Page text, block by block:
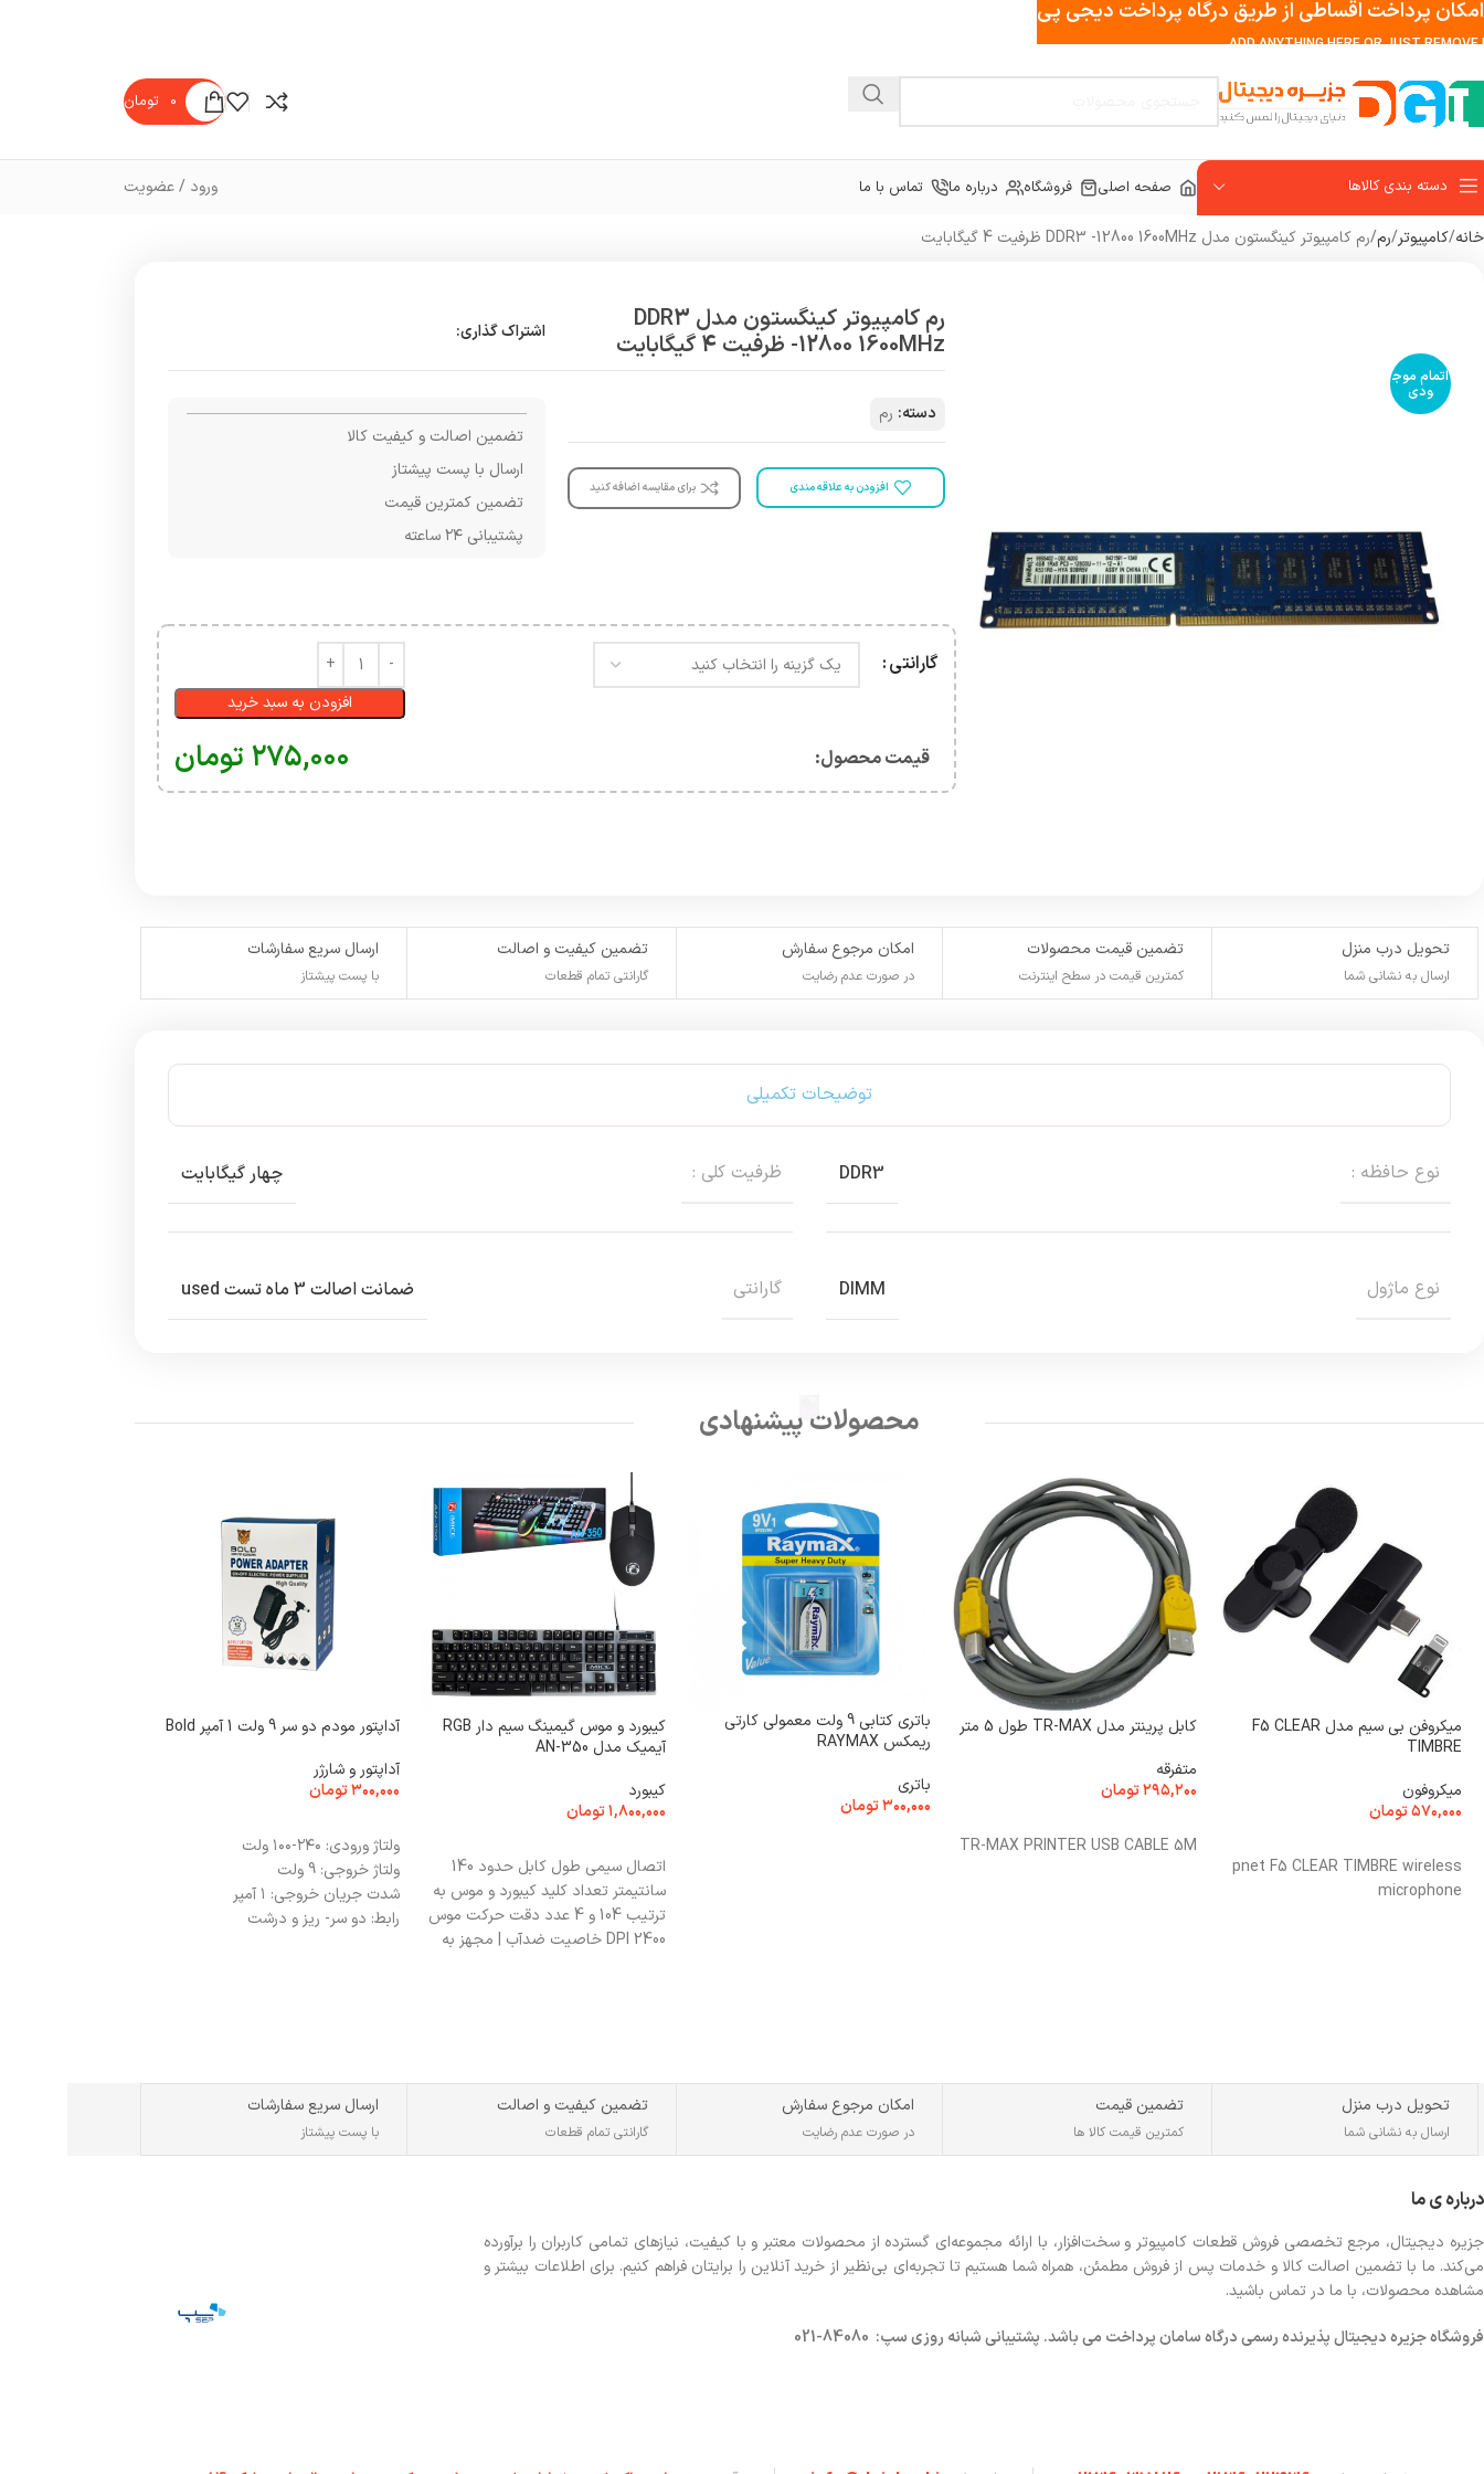
ADD ANYTHING HERE OR JUST REMOVE
۰ تومان
دسته بندی کالاها صفحه اصلی فروشگاه درباره ما تماس با ما ورود / عضویت
خانه کامپیوتر رم رم کامپیوتر کینگستون مدل DDR3 -12800 1600MHz ظرفیت 4 گیگابایت
اتمام موج
ودی
رم کامپیوتر کینگستون مدل DDR3
-12800 1600MHz ظرفیت 4 گیگابایت
اشتراک گذاری:
دسته: رم
افزودن به علاقه مندی برای مقایسه اضافه کنید
تضمین اصالت و کیفیت کالا
ارسال با پست پیشتاز
تضمین کمترین قیمت
پشتیبانی ۲۴ ساعته
گارانتی
افزودن به سبد خرید
قیمت محصول:​ ۲۷۵,۰۰۰ تومان
تحویل درب منزل
ارسال به نشانی شما
تضمین قیمت محصولات
کمترین قیمت در سطح اینترنت
امکان مرجوع سفارش
در صورت عدم رضایت
تضمین کیفیت و اصالت
گارانتی تمام قطعات
ارسال سریع سفارشات
با پست پیشتاز
توضیحات تکمیلی
نوع حافظه : DDR3 ظرفیت کلی : چهار گیگابایت
نوع ماژول DIMM گارانتی ضمانت اصالت 3 ماه تست used
محصولات پیشنهادی
میکروفن بی سیم مدل F5 CLEAR
TIMBRE
میکروفون
۵۷۰,۰۰۰تومان
pnet F5 CLEAR TIMBRE wireless
microphone
کابل پرینتر مدل TR-MAX طول 5 متر
متفرقه
۲۹۵,۲۰۰تومان
TR-MAX PRINTER USB CABLE 5M
باتری کتابی 9 ولت معمولی کارتی
ریمکس RAYMAX
باتری
۳۰۰,۰۰۰تومان
کیبورد و موس گیمینگ سیم دار RGB
آیمیک مدل AN-350
کیبورد
۱,۸۰۰,۰۰۰تومان
اتصال سیمی طول کابل حدود 140
سانتیمتر تعداد کلید کیبورد و موس به
ترتیب 104 و 4 عدد دقت حرکت موس
2400 DPI خاصیت ضدآب | مجهز به
آداپتور مودم دو سر 9 ولت 1 آمپر Bold
آداپتور و شارژر
۳۰۰,۰۰۰تومان
ولتاژ ورودی: ۲۴۰-۱۰۰ ولت
ولتاژ خروجی: 9 ولت
شدت جریان خروجی: ۱ آمپر
رابط: دو سر- ریز و درشت
تحویل درب منزل
ارسال به نشانی شما
تضمین قیمت
کمترین قیمت کالا ها
امکان مرجوع سفارش
در صورت عدم رضایت
تضمین کیفیت و اصالت
گارانتی تمام قطعات
ارسال سریع سفارشات
با پست پیشتاز
درباره ی ما
جزیره دیجیتال، مرجع تخصصی فروش قطعات کامپیوتر و سخت‌افزار، با ارائه مجموعه‌ای گسترده از محصولات معتبر و با کیفیت، نیازهای تمامی کاربران را برآورده
می‌کند. ما با تضمین اصالت کالا و خدمات پس از فروش مطمئن، همراه شما هستیم تا تجربه‌ای بی‌نظیر از خرید آنلاین را برایتان فراهم کنیم. برای اطلاعات بیشتر و
مشاهده محصولات، با ما در تماس باشید.
فروشگاهجزیره دیجیتال پذیرنده رسمی درگاه سامان پرداخت می باشد. پشتیبانی شبانه روزی سپ: 84080-021
امکان پرداخت اقساطی از طریق درگاه پرداخت دیجی پی